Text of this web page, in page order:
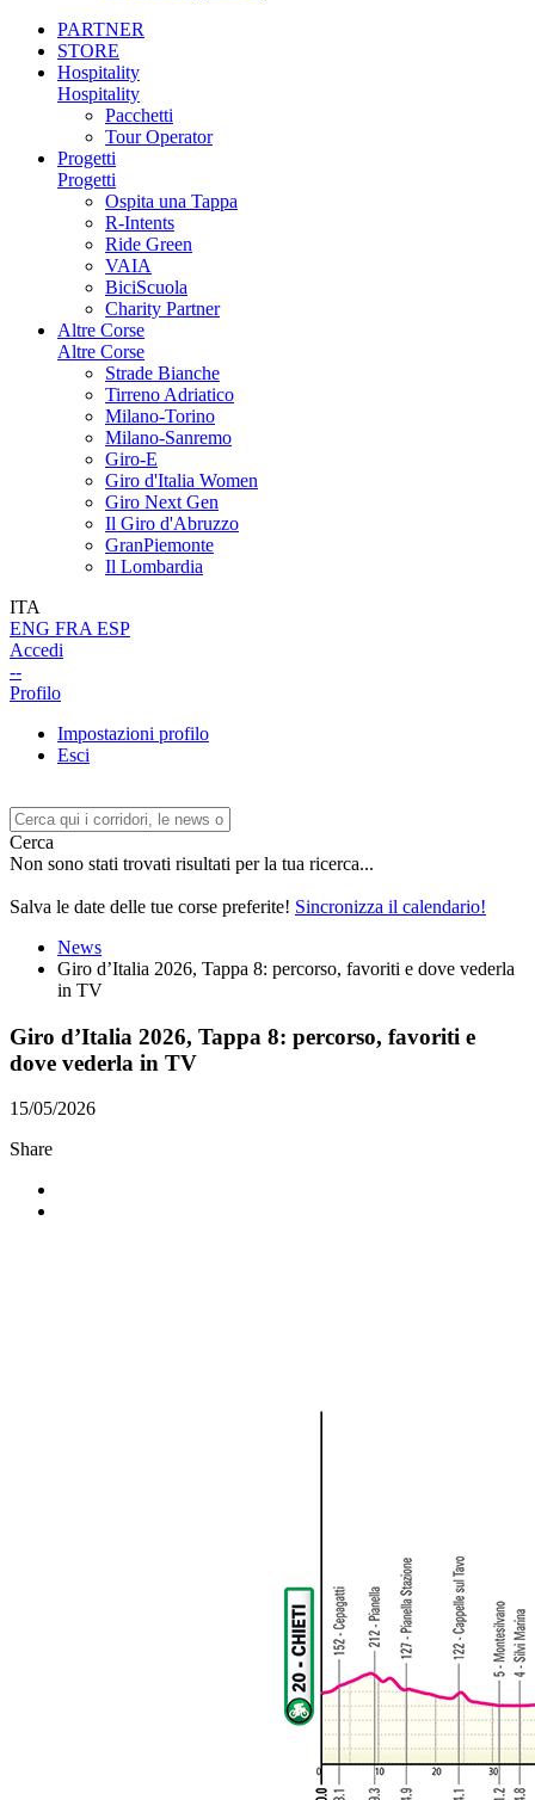
PARTNER
STORE
Hospitality
Hospitality
Pacchetti
Tour Operator
Progetti
Progetti
Ospita una Tappa
R-Intents
Ride Green
VAIA
BiciScuola
Charity Partner
Altre Corse
Altre Corse
Strade Bianche
Tirreno Adriatico
Milano-Torino
Milano-Sanremo
Giro-E
Giro d'Italia Women
Giro Next Gen
Il Giro d'Abruzzo
GranPiemonte
Il Lombardia
ITA
ENG FRA ESP
Accedi
--
Profilo
Impostazioni profilo
Esci
Cerca
Non sono stati trovati risultati per la tua ricerca...
Salva le date delle tue corse preferite! Sincronizza il calendario!
News
Giro d’Italia 2026, Tappa 8: percorso, favoriti e dove vederla
in TV
Giro d’Italia 2026, Tappa 8: percorso, favoriti e
dove vederla in TV
15/05/2026
Share